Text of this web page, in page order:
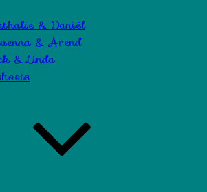
& Daniël
& Arend
& Linda